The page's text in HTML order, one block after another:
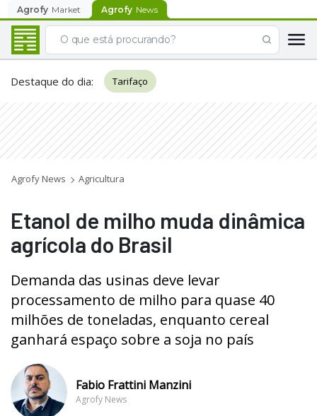
Agrofy Market Agrofy News
Destaque do dia: Tarifaço
Agrofy News Agricultura
Etanol de milho muda dinâmica
agrícola do Brasil
Demanda das usinas deve levar
processamento de milho para quase 40
milhões de toneladas, enquanto cereal
ganhará espaço sobre a soja no país
Fabio Frattini Manzini
Agrofy News